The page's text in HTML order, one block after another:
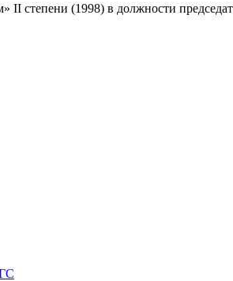
II степени (1998) в должности